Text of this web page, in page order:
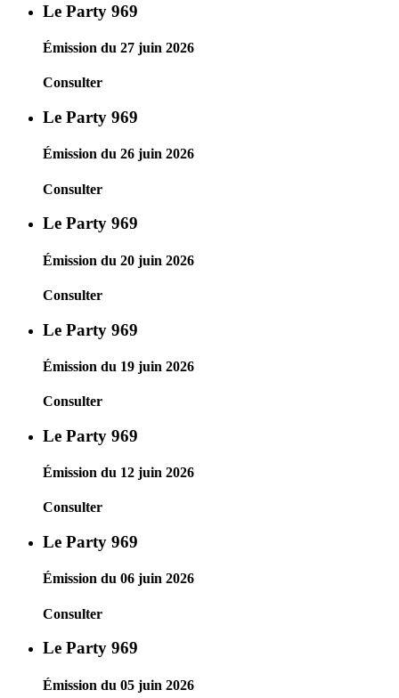
Le Party 969
Émission du 27 juin 2026
Consulter
Le Party 969
Émission du 26 juin 2026
Consulter
Le Party 969
Émission du 20 juin 2026
Consulter
Le Party 969
Émission du 19 juin 2026
Consulter
Le Party 969
Émission du 12 juin 2026
Consulter
Le Party 969
Émission du 06 juin 2026
Consulter
Le Party 969
Émission du 05 juin 2026